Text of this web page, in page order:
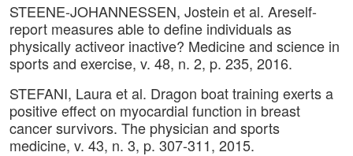
STEENE-JOHANNESSEN, Jostein et al. Areself-
report measures able to define individuals as
physically activeor inactive? Medicine and science in
sports and exercise, v. 48, n. 2, p. 235, 2016.
STEFANI, Laura et al. Dragon boat training exerts a
positive effect on myocardial function in breast
cancer survivors. The physician and sports
medicine, v. 43, n. 3, p. 307-311, 2015.